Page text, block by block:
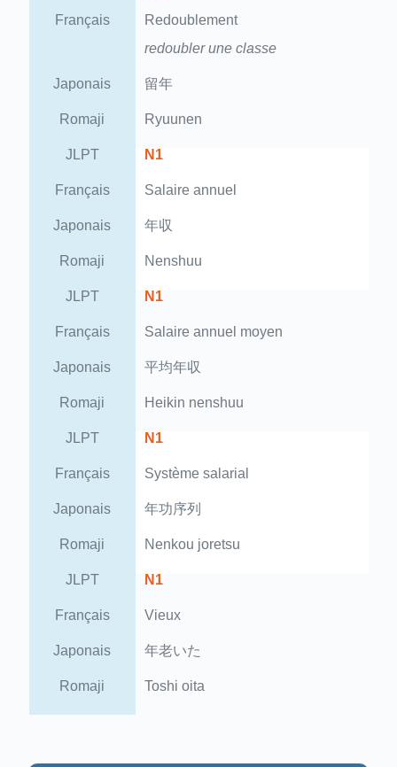
Français
Redoublement
redoubler une classe
Japonais 留年
Romaji Ryuunen
JLPT N1
Français Salaire annuel
Japonais 年収
Romaji Nenshuu
JLPT N1
Français Salaire annuel moyen
Japonais 平均年収
Romaji Heikin nenshuu
JLPT N1
Français Système salarial
Japonais 年功序列
Romaji Nenkou joretsu
JLPT N1
Français Vieux
Japonais 年老いた
Romaji Toshi oita